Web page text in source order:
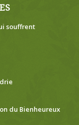
souffrent
du Bienheureux